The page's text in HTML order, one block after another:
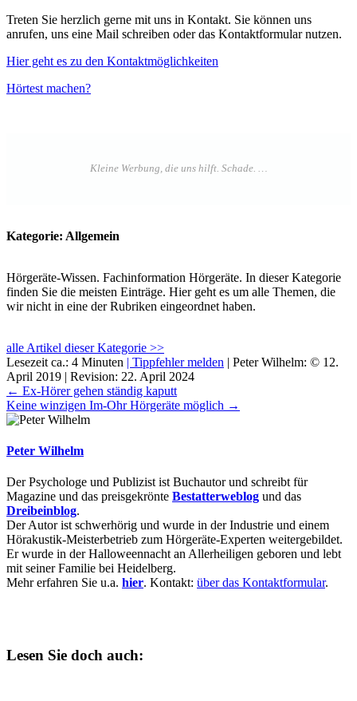
Treten Sie herzlich gerne mit uns in Kontakt. Sie können uns
anrufen, uns eine Mail schreiben oder das Kontaktformular nutzen.
Hier geht es zu den Kontaktmöglichkeiten
Hörtest machen?
Kategorie: Allgemein
Hörgeräte-Wissen. Fachinformation Hörgeräte. In dieser Kategorie
finden Sie die meisten Einträge. Hier geht es um alle Themen, die
wir nicht in eine der Rubriken eingeordnet haben.
alle Artikel dieser Kategorie >>
Lesezeit ca.: 4 Minuten | Tippfehler melden | Peter Wilhelm: © 12.
April 2019 | Revision: 22. April 2024
← Ex-Hörer gehen ständig kaputt
Keine winzigen Im-Ohr Hörgeräte möglich →
Peter Wilhelm
Der Psychologe und Publizist ist Buchautor und schreibt für
Magazine und das preisgekrönte Bestatterweblog und das
Dreibeinblog.
Der Autor ist schwerhörig und wurde in der Industrie und einem
Hörakustik-Meisterbetrieb zum Hörgeräte-Experten weitergebildet.
Er wurde in der Halloweennacht an Allerheiligen geboren und lebt
mit seiner Familie bei Heidelberg.
Mehr erfahren Sie u.a. hier. Kontakt: über das Kontaktformular.
Lesen Sie doch auch: